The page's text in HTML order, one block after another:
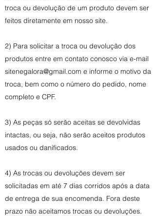
troca ou devolução de um produto devem ser
feitos diretamente em nosso site.
2) Para solicitar a troca ou devolução dos
produtos entre em contato conosco via e-mail
sitenegalora@gmail.com e informe o motivo da
troca, bem como o número do pedido, nome
completo e CPF.
3) As peças só serão aceitas se devolvidas
intactas, ou seja, não serão aceitos produtos
usados ou danificados.
4) As trocas ou devoluções devem ser
solicitadas em até 7 dias corridos após a data
de entrega de sua encomenda. Fora deste
prazo não aceitamos trocas ou devoluções.